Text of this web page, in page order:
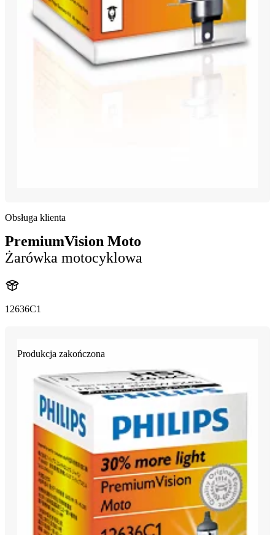
Obsługa klienta
PremiumVision Moto
Żarówka motocyklowa
12636C1
Produkcja zakończona